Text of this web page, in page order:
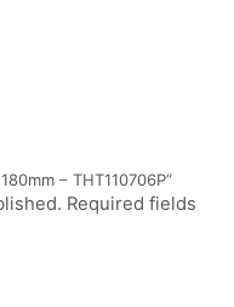
– THT110706P”
Required fields